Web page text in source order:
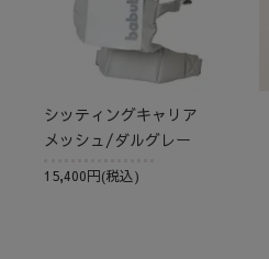
シッティングキャリア
メッシュ/ダルグレー
15,400円(税込)